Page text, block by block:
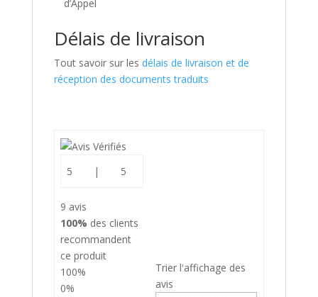
d’Appel
Délais de livraison
Tout savoir sur les délais de livraison et de
réception des documents traduits
5 | 5
9 avis
100% des clients
recommandent
ce produit
100%
0%
Trier l'affichage des
avis